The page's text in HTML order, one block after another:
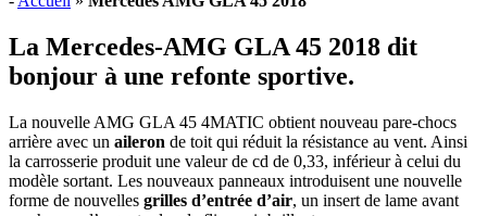
La Mercedes-AMG GLA 45 2018 dit
bonjour à une refonte sportive.
La nouvelle AMG GLA 45 4MATIC obtient nouveau pare-chocs
arrière avec un aileron de toit qui réduit la résistance au vent. Ainsi
la carrosserie produit une valeur de cd de 0,33, inférieur à celui du
modèle sortant. Les nouveaux panneaux introduisent une nouvelle
forme de nouvelles grilles d’entrée d’air, un insert de lame avant